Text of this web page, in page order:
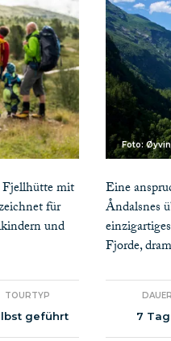
mit
für
und
TOURTYP
geführt
Foto:
Eine
Åndalsnes
Fjorde,
DAUER
7